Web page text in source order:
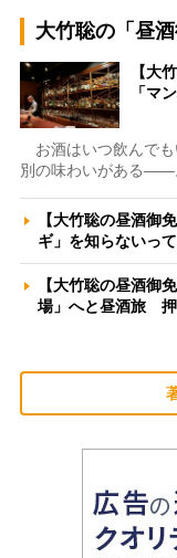
大竹聡の「昼酒
【大
「マ
お酒はいつ飲んでも
別の味わいがある――
【大竹聡の昼酒御
ギ」を知らないっ
【大竹聡の昼酒御
場」へと昼酒旅